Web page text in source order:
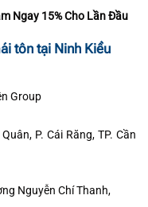
Ngay 15% Cho Lần Đầu
tôn tại Ninh Kiều
Group
P. Cái Răng, TP. Cần
Nguyễn Chí Thanh,